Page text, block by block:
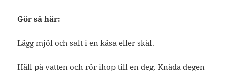
Gör så här:
Lägg mjöl och salt i en kåsa eller skål.
Häll på vatten och rör ihop till en deg. Knåda degen